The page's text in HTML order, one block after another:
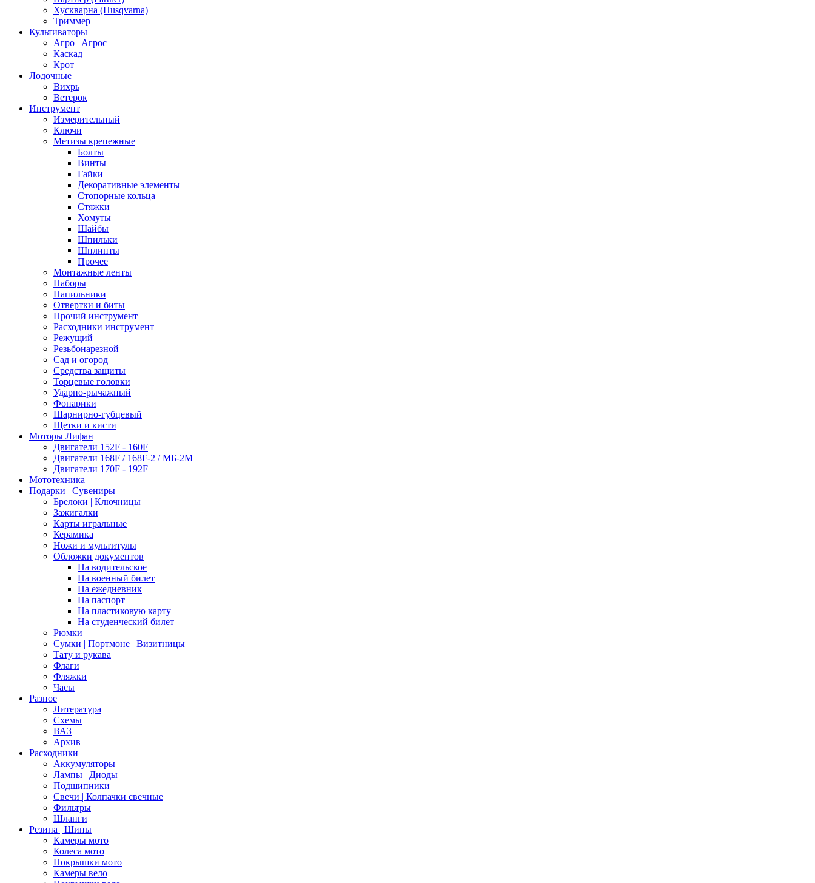
Хускварна (Husqvarna)
Триммер
Культиваторы
Агро | Агрос
Каскад
Крот
Лодочные
Вихрь
Ветерок
Инструмент
Измерительный
Ключи
Метизы крепежные
Болты
Винты
Гайки
Декоративные элементы
Стопорные кольца
Стяжки
Хомуты
Шайбы
Шпильки
Шплинты
Прочее
Монтажные ленты
Наборы
Напильники
Отвертки и биты
Прочий инструмент
Расходники инструмент
Режущий
Резьбонарезной
Сад и огород
Средства защиты
Торцевые головки
Ударно-рычажный
Фонарики
Шарнирно-губцевый
Щетки и кисти
Моторы Лифан
Двигатели 152F - 160F
Двигатели 168F / 168F-2 / МБ-2М
Двигатели 170F - 192F
Мототехника
Подарки | Сувениры
Брелоки | Ключницы
Зажигалки
Карты игральные
Керамика
Ножи и мультитулы
Обложки документов
На водительское
На военный билет
На ежедневник
На паспорт
На пластиковую карту
На студенческий билет
Рюмки
Сумки | Портмоне | Визитницы
Тату и рукава
Флаги
Фляжки
Часы
Разное
Литература
Схемы
ВАЗ
Архив
Расходники
Аккумуляторы
Лампы | Диоды
Подшипники
Свечи | Колпачки свечные
Фильтры
Шланги
Резина | Шины
Камеры мото
Колеса мото
Покрышки мото
Камеры вело